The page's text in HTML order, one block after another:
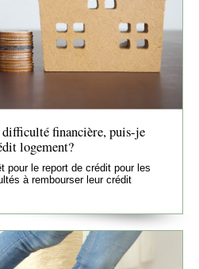
financière, puis-je
logement?
pour le report de crédit pour les
à rembourser leur crédit